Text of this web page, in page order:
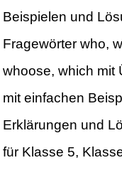
Beispielen und
Fragewörter who,
whoose, which mit
mit einfachen
Erklärungen und
für Klasse 5,